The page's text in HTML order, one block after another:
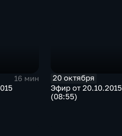
16 мин
20 октября
Эфир от 20.10.2015
(08:55)